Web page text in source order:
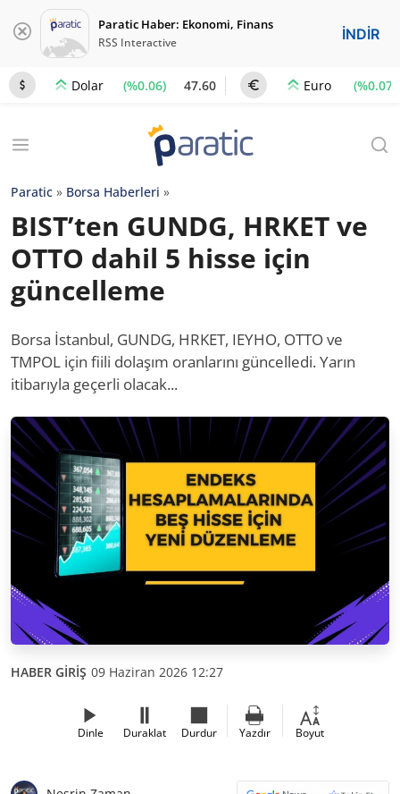
Paratic Haber: Ekonomi, Finans
RSS Interactive İNDİR
Dolar (%0.06) 47.60 Euro (%0.07)
Paratic » Borsa Haberleri »
BIST’ten GUNDG, HRKET ve
OTTO dahil 5 hisse için
güncelleme
Borsa İstanbul, GUNDG, HRKET, IEYHO, OTTO ve
TMPOL için fiili dolaşım oranlarını güncelledi. Yarın
itibarıyla geçerli olacak...
HABER GİRİŞ 09 Haziran 2026 12:27
Dinle Duraklat Durdur Yazdır Boyut